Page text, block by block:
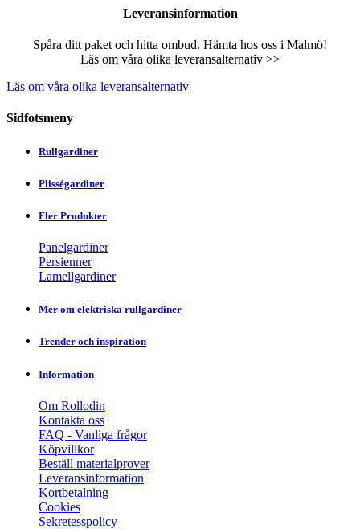
Leveransinformation
Spåra ditt paket och hitta ombud. Hämta hos oss i Malmö!
Läs om våra olika leveransalternativ >>
Läs om våra olika leveransalternativ
Sidfotsmeny
Rullgardiner
Plisségardiner
Fler Produkter
Panelgardiner
Persienner
Lamellgardiner
Mer om elektriska rullgardiner
Trender och inspiration
Information
Om Rollodin
Kontakta oss
FAQ - Vanliga frågor
Köpvillkor
Beställ materialprover
Leveransinformation
Kortbetalning
Cookies
Sekretesspolicy